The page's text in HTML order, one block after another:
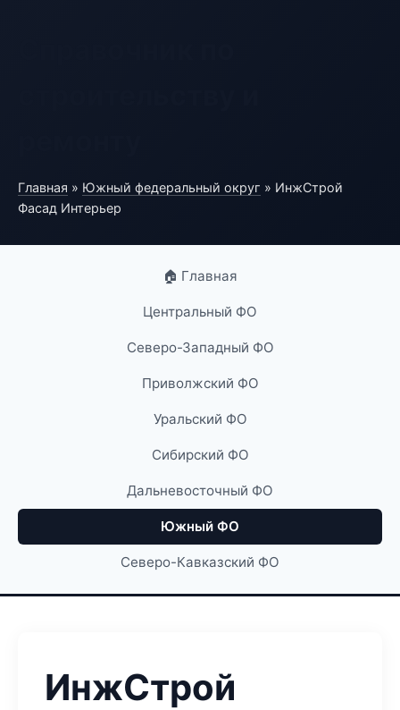
Главная » Южный федеральный округ » ИнжСтрой
Фасад Интерьер
🏠 Главная
Центральный ФО
Северо-Западный ФО
Приволжский ФО
Уральский ФО
Сибирский ФО
Дальневосточный ФО
Южный ФО
Северо-Кавказский ФО
ИнжСтрой